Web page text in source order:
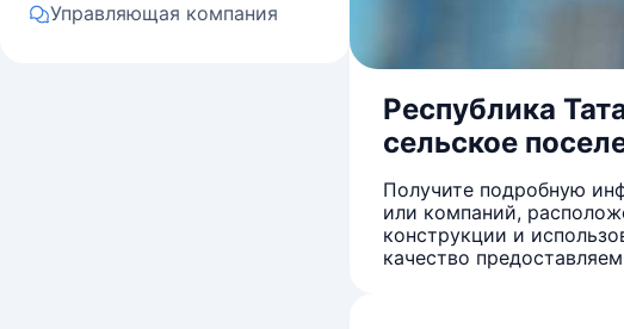
Управляющая компания
Республика
сельское
Получите подробную
или компаний,
конструкции и
качество